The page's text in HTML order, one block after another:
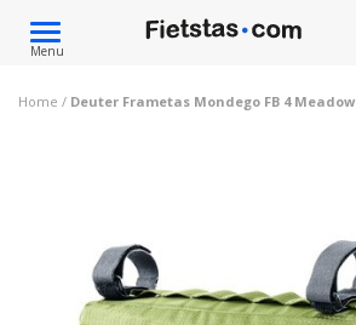
Toggle
navigation
Menu
Home / Deuter Frametas Mondego FB 4 Meadow